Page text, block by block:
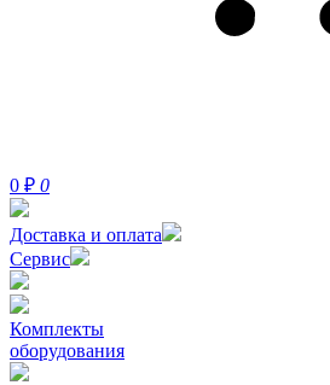
0 ₽ 0
Доставка и оплата
Сервис
Комплекты
оборудования